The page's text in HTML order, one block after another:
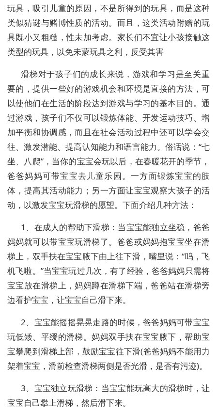
玩具，吸引儿童的原因，不是所得到的玩具，而是这种
类似猜谜与赌博性质的活动。而且，这类活动附赠的玩
具既小又粗糙，性未加考虑。家长们不宜让小孩接触这
类型的玩具，以免未蒙玩具之利，反受其害
滑梯对于孩子们的成长来说，游戏和学习是至关重
要的，提供一些好的游戏机会和环境是直接的方法，可
以使他们在生活的阶段达到游戏与学习的基本目的。通
过游戏，孩子们不仅可以锻炼体能、开发运动技巧、增
加平衡和协调感，而且在社会活动过程中还可以学会交
往、激发潜能、提高认知能力和语言能力。俗话说：“七
坐、八爬”，当你的宝宝会玩以后，在春暖花开的季节，
爸爸妈妈可带宝宝去儿童乐园。一方面锻炼宝宝的肢
体，提高其活动能力；另一方面让宝宝观察大孩子的活
动，以激发宝宝玩滑梯的愿望。下面介绍几种方法：
1、在成人的帮助下滑梯：当宝宝能独立坐稳，爸爸
妈妈就可以带宝宝玩滑梯了。爸爸或妈妈抱宝宝坐在滑
梯上，双手扶在宝宝腋下由上往下滑，嘴里说：“呜，飞
机飞啦。”当宝宝玩过几次，有了经验，爸爸妈妈只需将
宝宝放在滑梯上，妈妈蹲在滑梯下端，爸爸站在滑梯旁
边看护宝宝，让宝宝自己滑下来。
2、宝宝能摇摇晃晃走路的时候，爸爸妈妈可带宝宝
玩低矮、平缓的滑梯。妈妈双手扶在宝宝腋下，帮助宝
宝攀爬到滑梯上部，鼓励宝宝往下滑(爸爸妈妈不能用力
架着宝宝，滑前检查滑梯两侧是否光滑，是否有污迹)。
3、宝宝独立玩滑梯：当宝宝能玩高大的滑梯时，让
宝宝自己攀上滑梯，然后滑下来。